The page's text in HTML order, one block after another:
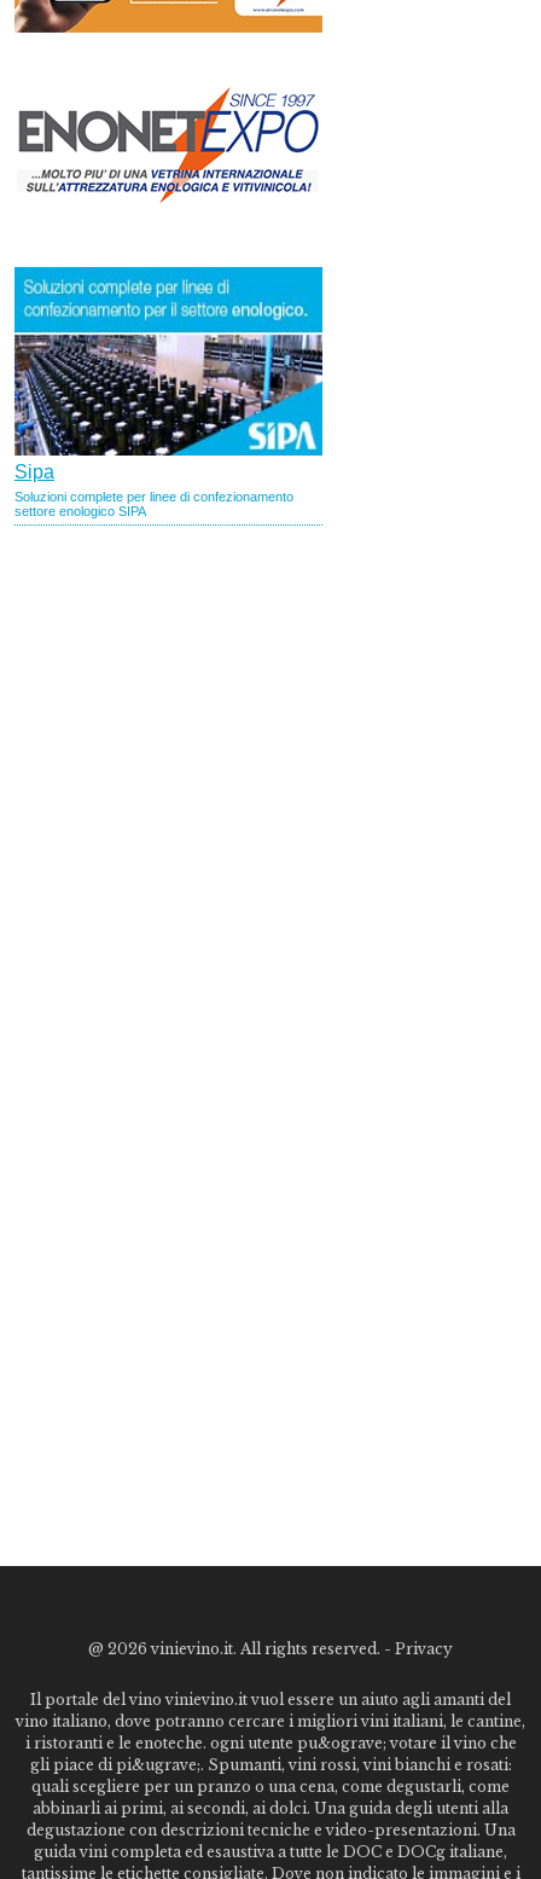
@ 2026 vinievino.it. All rights reserved. - Privacy
Il portale del vino vinievino.it vuol essere un aiuto agli amanti del
vino italiano, dove potranno cercare i migliori vini italiani, le cantine,
i ristoranti e le enoteche. ogni utente pu&ograve; votare il vino che
gli piace di pi&ugrave;. Spumanti, vini rossi, vini bianchi e rosati:
quali scegliere per un pranzo o una cena, come degustarli, come
abbinarli ai primi, ai secondi, ai dolci. Una guida degli utenti alla
degustazione con descrizioni tecniche e video-presentazioni. Una
guida vini completa ed esaustiva a tutte le DOC e DOCg italiane,
tantissime le etichette consigliate. Dove non indicato le immagini e i